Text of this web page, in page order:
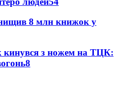
8 млн книжок у
кинувся з ножем на ТЦК:
8